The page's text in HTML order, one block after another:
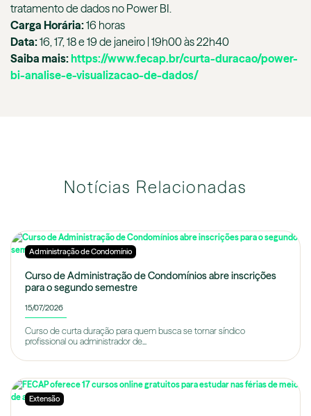
tratamento de dados no Power BI.
Carga Horária:16 horas
Data:16, 17, 18 e 19 de janeiro | 19h00 às 22h40
Saiba mais:https://www.fecap.br/curta-duracao/power-
bi-analise-e-visualizacao-de-dados/
Notícias Relacionadas
Administração de Condomínio
Curso de Administração de Condomínios abre inscrições
para o segundo semestre
15/07/2026
Curso de curta duração para quem busca se tornar síndico
profissional ou administrador de...
Extensão